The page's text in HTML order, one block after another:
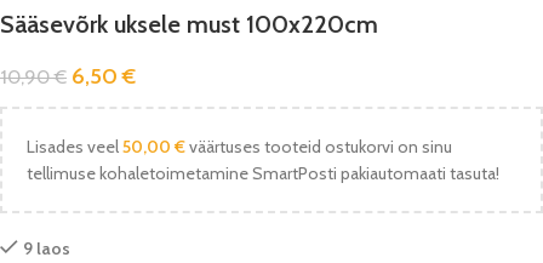
Sääsevõrk uksele must 100x220cm
10,90€ 6,50€
Lisades veel50,00 €väärtuses tooteid ostukorvi on sinu
tellimuse kohaletoimetamine SmartPosti pakiautomaati tasuta!
9 laos